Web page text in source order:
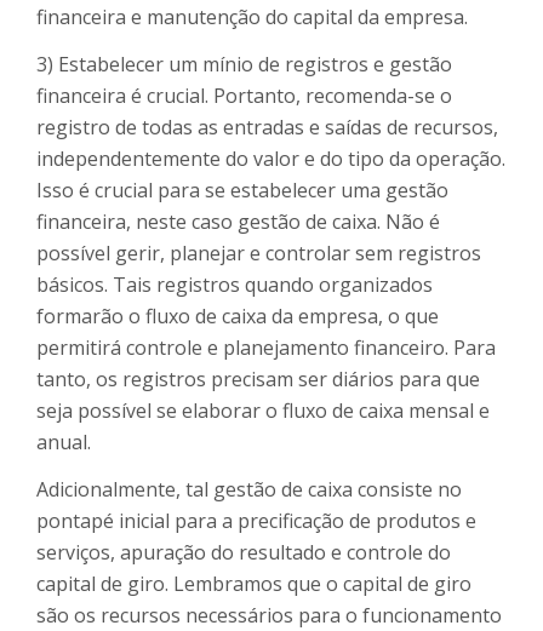
financeira e manutenção do capital da empresa.
3) Estabelecer um mínio de registros e gestão
financeira é crucial. Portanto, recomenda-se o
registro de todas as entradas e saídas de recursos,
independentemente do valor e do tipo da operação.
Isso é crucial para se estabelecer uma gestão
financeira, neste caso gestão de caixa. Não é
possível gerir, planejar e controlar sem registros
básicos. Tais registros quando organizados
formarão o fluxo de caixa da empresa, o que
permitirá controle e planejamento financeiro. Para
tanto, os registros precisam ser diários para que
seja possível se elaborar o fluxo de caixa mensal e
anual.
Adicionalmente, tal gestão de caixa consiste no
pontapé inicial para a precificação de produtos e
serviços, apuração do resultado e controle do
capital de giro. Lembramos que o capital de giro
são os recursos necessários para o funcionamento